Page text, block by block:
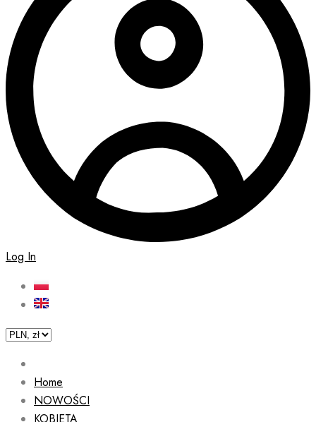
Log In
Home
NOWOŚCI